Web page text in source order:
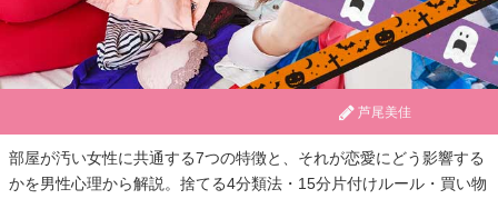
芦尾美佳
部屋が汚い女性に共通する7つの特徴と、それが恋愛にどう影響する
かを男性心理から解説。捨てる4分類法・15分片付けルール・買い物